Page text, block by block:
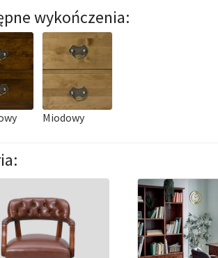
wykończenia:
Miodowy